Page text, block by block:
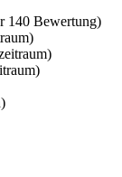
140 Bewertung)